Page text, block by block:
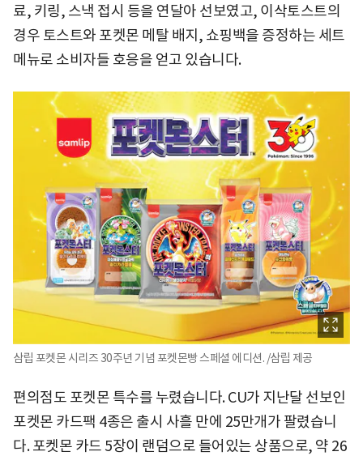
료, 키링, 스낵 접시 등을 연달아 선보였고, 이삭토스트의
경우 토스트와 포켓몬 메탈 배지, 쇼핑백을 증정하는 세트
메뉴로 소비자들 호응을 얻고 있습니다.
삼립 포켓몬 시리즈 30주년 기념 포켓몬빵 스페셜 에디션. /삼립 제공
편의점도 포켓몬 특수를 누렸습니다. CU가 지난달 선보인
포켓몬 카드팩 4종은 출시 사흘 만에 25만개가 팔렸습니
다. 포켓몬 카드 5장이 랜덤으로 들어있는 상품으로, 약 26